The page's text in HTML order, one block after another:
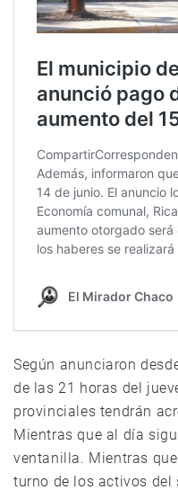
Según anunciaron
de las 21 horas del
provinciales tendrán
Mientras que al día
ventanilla. Mientras
turno de los activos